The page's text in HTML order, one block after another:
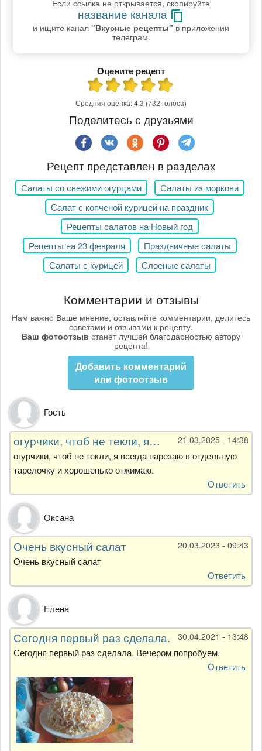
Если ссылка не открывается, скопируйте
название канала
и ищите канал "Вкусные рецепты" в приложении
телеграм.
Оцените рецепт
Средняя оценка:4.3 (732 голоса)
Поделитесь с друзьями
Рецепт представлен в разделах
Салаты со свежими огурцами
Салаты из моркови
Салат с копченой курицей на праздник
Рецепты салатов на Новый год
Рецепты на 23 февраля
Праздничные салаты
Салаты с курицей
Слоеные салаты
Комментарии и отзывы
Нам важно Ваше мнение, оставляйте комментарии, делитесь
советами и отзывами к рецепту.
Ваш фотоотзыв станет лучшей благодарностью автору
рецепта!
Добавить комментарий
или фотоотзыв
Гость
21.03.2025 - 14:38
огурчики, чтоб не текли, я…
огурчики, чтоб не текли, я всегда нарезаю в отдельную
тарелочку и хорошенько отжимаю.
Ответить
Оксана
20.03.2023 - 09:43
Очень вкусный салат
Очень вкусный салат
Ответить
Елена
30.04.2021 - 13:48
Сегодня первый раз сделала.
Сегодня первый раз сделала. Вечером попробуем.
Ответить